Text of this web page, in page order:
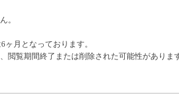
。
月となっております。
閲覧期間終了または削除された可能性がありま